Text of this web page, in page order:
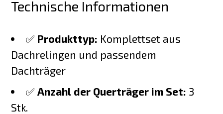
Technische Informationen
✅ Produkttyp: Komplettset aus
Dachrelingen und passendem
Dachträger
✅ Anzahl der Querträger im Set: 3
Stk.